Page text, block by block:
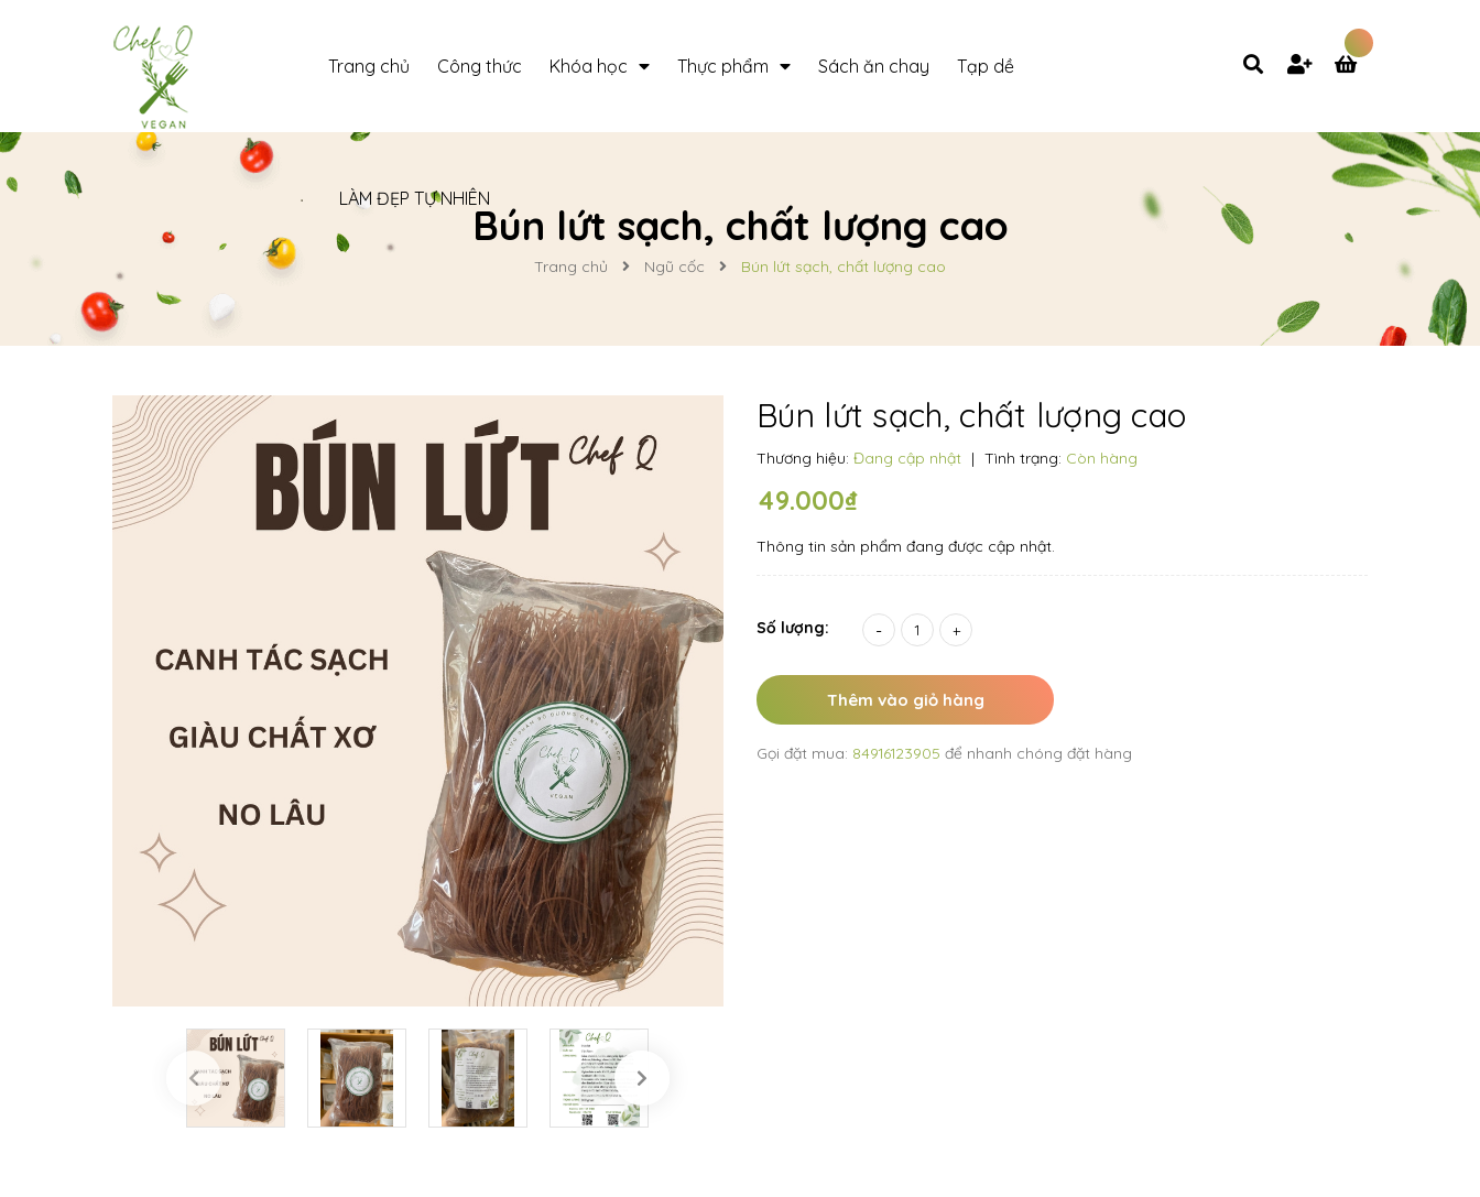
Trang chủ Công thức Khóa học Thực phẩm Sách ăn chay Tạp dề
LÀM ĐẸP TỰ NHIÊN
Bún lứt sạch, chất lượng cao
Trang chủ Ngũ cốc Bún lứt sạch, chất lượng cao
Bún lứt sạch, chất lượng cao
Thương hiệu: Đang cập nhật | Tình trạng: Còn hàng
49.000₫
Thông tin sản phẩm đang được cập nhật.
Số lượng: - +
Thêm vào giỏ hàng
Gọi đặt mua: 84916123905 để nhanh chóng đặt hàng